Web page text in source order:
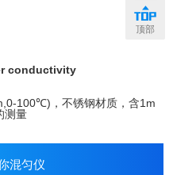
conductivity
100℃)，不锈钢材质，含1m
测量
混匀仪
顶部